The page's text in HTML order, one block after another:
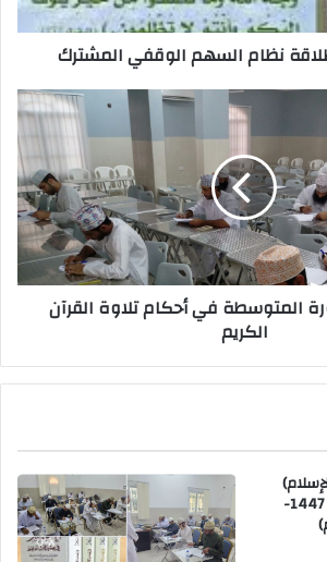
نظام السهم الوقفي المشترك
المتوسطة في أحكام تلاوة القرآن
الكريم
الداخلي للعام الدراسي 1447-